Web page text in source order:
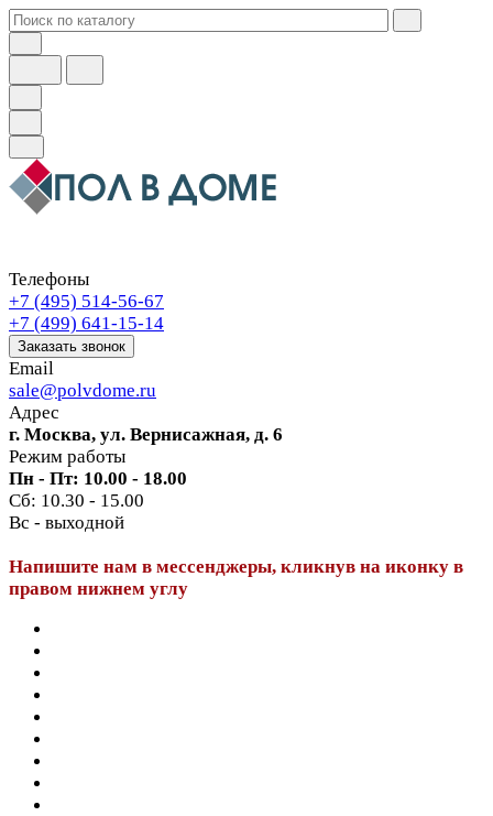
Телефоны
+7 (495) 514-56-67
+7 (499) 641-15-14
Заказать звонок
Email
sale@polvdome.ru
Адрес
г. Москва, ул. Вернисажная, д. 6
Режим работы
Пн - Пт: 10.00 - 18.00
Сб: 10.30 - 15.00
Вс - выходной
Напишите нам в мессенджеры, кликнув на иконку в
правом нижнем углу